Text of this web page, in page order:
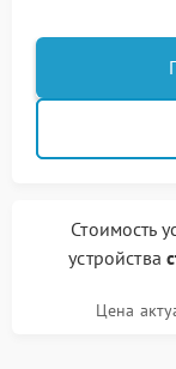
Стоимость
устройства
Цена